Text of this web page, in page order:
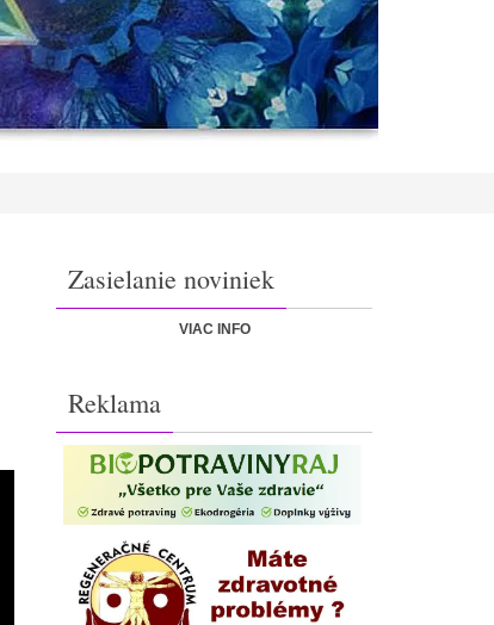
Zasielanie noviniek
VIAC INFO
Reklama